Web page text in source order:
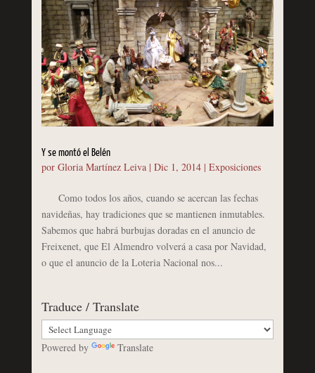
Y se montó el Belén
por Gloria Martínez Leiva| Dic 1, 2014| Exposiciones
Como todos los años, cuando se acercan las fechas
navideñas, hay tradiciones que se mantienen inmutables.
Sabemos que habrá burbujas doradas en el anuncio de
Freixenet, que El Almendro volverá a casa por Navidad,
o que el anuncio de la Loteria Nacional nos...
Traduce / Translate
Powered by Translate